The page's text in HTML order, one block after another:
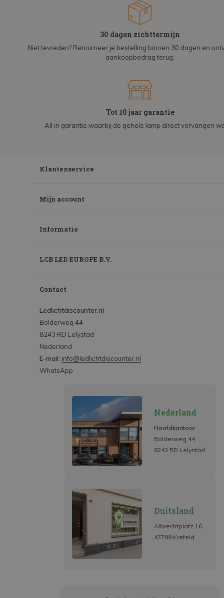
30 dagen zichttermijn
Niet tevreden? Retourneer je bestelling binnen 30 dagen en
aankoopbedrag terug.
Tot 10 jaar garantie
All in garantie waarbij de gehele lamp direct vervangen
Klantenservice
Mijn account
Informatie
LCB LED EUROPE B.V.
Contact
Ledlichtdiscounter.nl
Bolderweg 44
8243 RD Lelystad
Nederland
E-mail: info@ledlichtdiscounter.nl
WhatsApp
Nederland
Hoofdkantoor
Bolderweg 44
8243 RD Lelystad
Duitsland
Albrechtplatz 16
47799 Krefeld